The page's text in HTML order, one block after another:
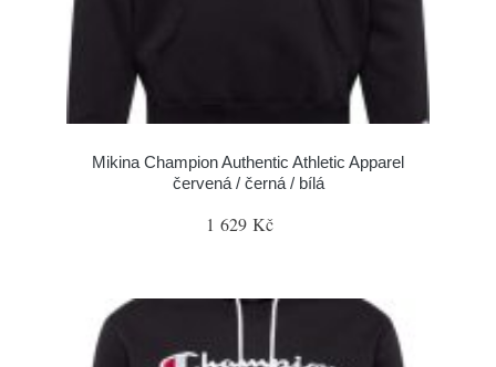
Mikina Champion Authentic Athletic Apparel
červená / černá / bílá
1 629 Kč